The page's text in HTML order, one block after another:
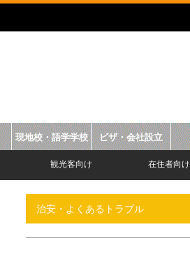
現地校・語学学校 ビザ・会社設立
観光客向け 在住者向け
治安・よくあるトラブル